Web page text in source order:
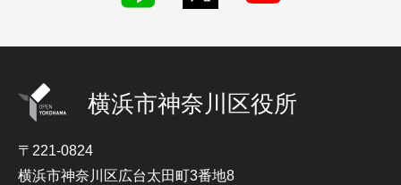
横浜市神奈川区役所
〒221-0824
横浜市神奈川区広台太田町3番地8